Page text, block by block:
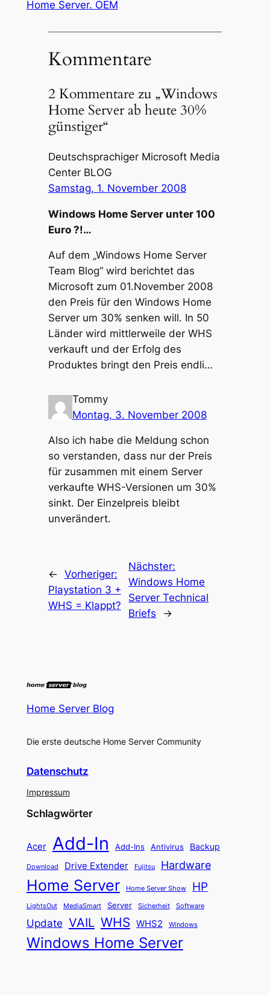
Home Server. OEM
Kommentare
2 Kommentare zu „Windows
Home Server ab heute 30%
günstiger“
Deutschsprachiger Microsoft Media
Center BLOG
Samstag, 1. November 2008
Windows Home Server unter 100
Euro ?!…
Auf dem „Windows Home Server
Team Blog“ wird berichtet das
Microsoft zum 01.November 2008
den Preis für den Windows Home
Server um 30% senken will. In 50
Länder wird mittlerweile der WHS
verkauft und der Erfolg des
Produktes bringt den Preis endli…
Tommy
Montag, 3. November 2008
Also ich habe die Meldung schon
so verstanden, dass nur der Preis
für zusammen mit einem Server
verkaufte WHS-Versionen um 30%
sinkt. Der Einzelpreis bleibt
unverändert.
← Vorheriger:
Playstation 3 +
WHS = Klappt?
Nächster:
Windows Home
Server Technical
Briefs
→
Home Server Blog
Die erste deutsche Home Server Community
Datenschutz
Impressum
Schlagwörter
Acer Add-In Add-Ins Antivirus Backup
Download Drive Extender Fujitsu Hardware
Home Server Home Server Show HP
LightsOut MediaSmart Server Sicherheit Software
Update VAIL WHS WHS2 Windows
Windows Home Server